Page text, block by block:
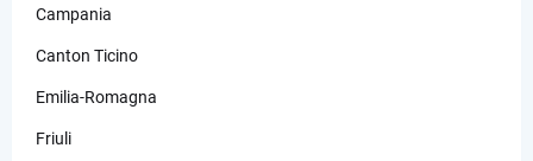
Campania
Canton Ticino
Emilia-Romagna
Friuli